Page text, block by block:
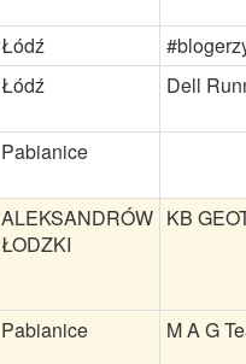
Łódź
Łódź Dell
Pabianice
ALEKSANDRÓW
ŁODZKI
KB
Pabianice M A G